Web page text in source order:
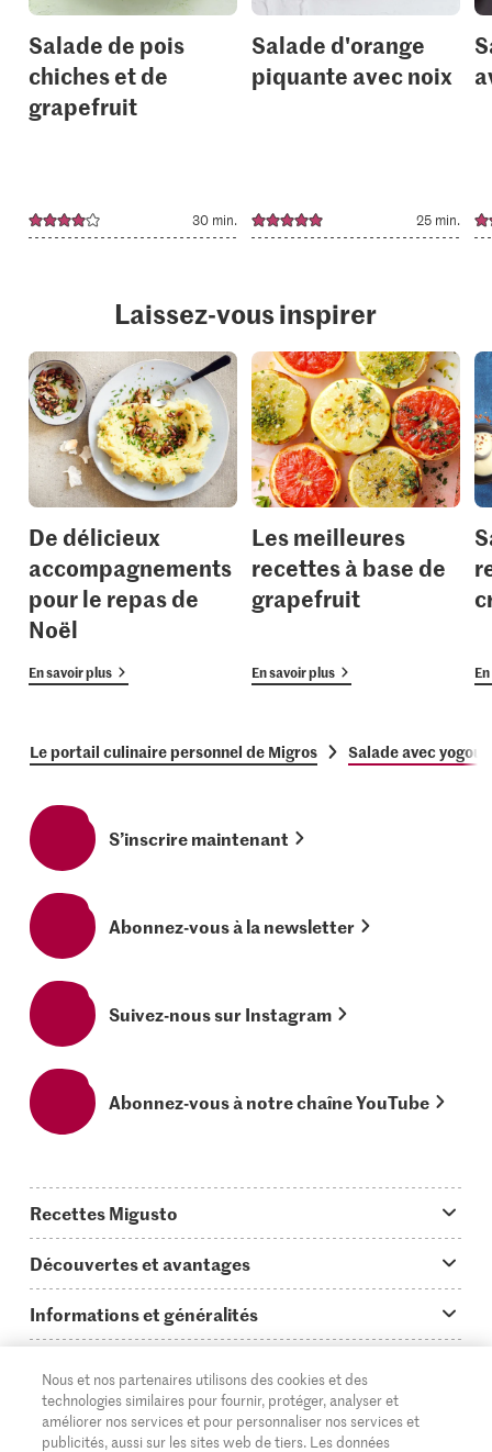
Salade de pois
chiches et de
grapefruit
30 min.
Salade d'orange
piquante avec noix
25 min.
Laissez-vous inspirer
De délicieux
accompagnements
pour le repas de
Noël
En savoir plus
Les meilleures
recettes à base de
grapefruit
En savoir plus
Le portail culinaire personnel de Migros Salade avec
S’inscrire maintenant
Abonnez-vous à la newsletter
Suivez-nous sur Instagram
Abonnez-vous à notre chaîne YouTube
Recettes Migusto
Idées de menus
Plats principaux
Simple & vite prêt
Apéritif
Découvertes et avantages
On en parle...
Tutoriels
Glossaire des ingrédients
Informations et généralités
Questions concernant Migusto
Cuisiner avec Migusto
Service clientèle & contact
Supermarché
Migros Online
DE FR IT
Nous et nos partenaires utilisons des cookies et des
technologies similaires pour fournir, protéger, analyser et
améliorer nos services et pour personnaliser nos services et
publicités, aussi sur les sites web de tiers. Les données